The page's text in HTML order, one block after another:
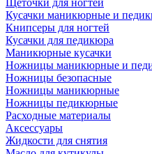
Щёточки для ногтей
Кусачки маникюрные и
Книпсеры для ногтей
Кусачки для педикюра
Маникюрные кусачки
Ножницы маникюрные и
Ножницы безопасные
Ножницы маникюрные
Ножницы педикюрные
Расходные материалы
Аксессуары
Жидкости для снятия